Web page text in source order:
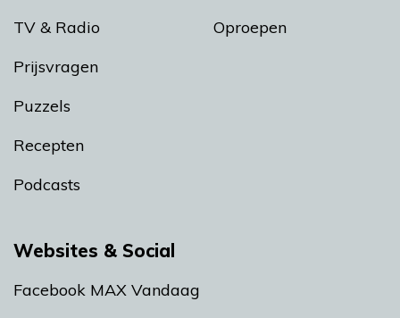
TV & Radio
Prijsvragen
Puzzels
Recepten
Podcasts
Oproepen
Websites & Social
Facebook MAX Vandaag